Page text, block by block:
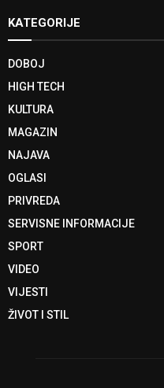
KATEGORIJE
DOBOJ
HIGH TECH
KULTURA
MAGAZIN
NAJAVA
OGLASI
PRIVREDA
SERVISNE INFORMACIJE
SPORT
VIDEO
VIJESTI
ŽIVOT I STIL